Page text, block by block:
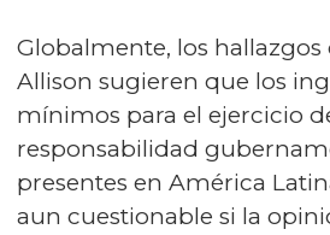
Globalmente, los hallazgos
Allison sugieren que los
mínimos para el ejercicio
responsabilidad
presentes en América
aun cuestionable si la